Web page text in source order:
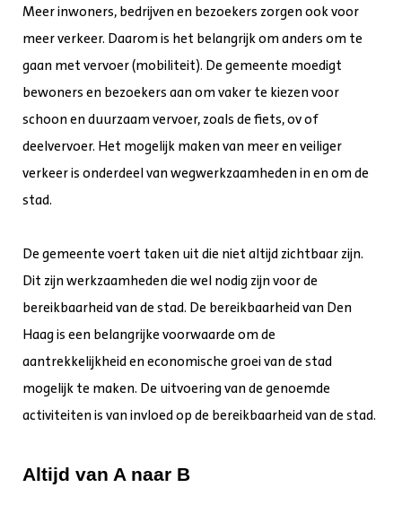
Meer inwoners, bedrijven en bezoekers zorgen ook voor
meer verkeer. Daarom is het belangrijk om anders om te
gaan met vervoer (mobiliteit). De gemeente moedigt
bewoners en bezoekers aan om vaker te kiezen voor
schoon en duurzaam vervoer, zoals de fiets, ov of
deelvervoer. Het mogelijk maken van meer en veiliger
verkeer is onderdeel van wegwerkzaamheden in en om de
stad.
De gemeente voert taken uit die niet altijd zichtbaar zijn.
Dit zijn werkzaamheden die wel nodig zijn voor de
bereikbaarheid van de stad. De bereikbaarheid van Den
Haag is een belangrijke voorwaarde om de
aantrekkelijkheid en economische groei van de stad
mogelijk te maken. De uitvoering van de genoemde
activiteiten is van invloed op de bereikbaarheid van de stad.
Altijd van A naar B